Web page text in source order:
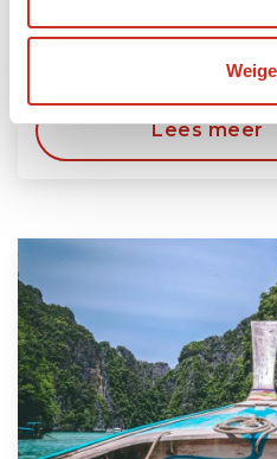
7 dagen
vanaf €850 per
Lees meer